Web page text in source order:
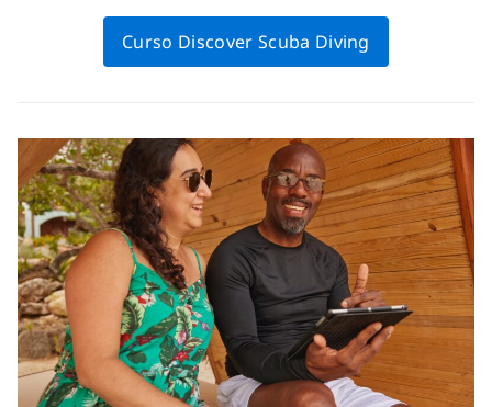
Curso Discover Scuba Diving